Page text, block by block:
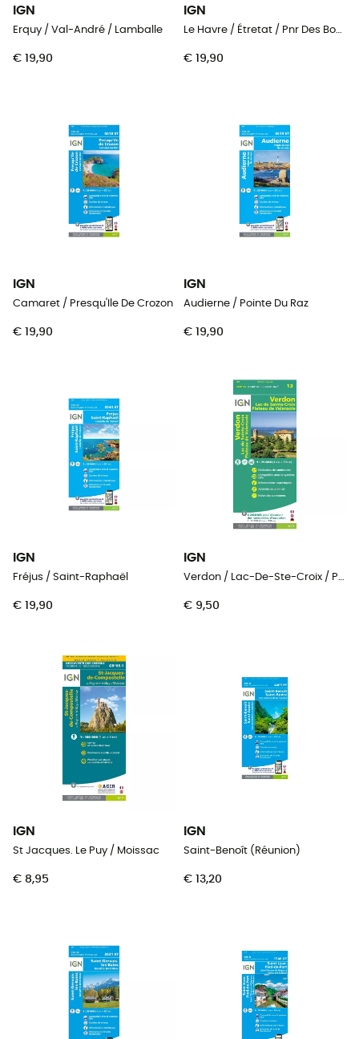
IGN
Erquy / Val-André / Lamballe
€ 19,90
IGN
Le Havre / Étretat / Pnr Des Boucles De La Seine Normande
€ 19,90
IGN
Camaret / Presqu'Ile De Crozon
€ 19,90
IGN
Audierne / Pointe Du Raz
€ 19,90
IGN
Fréjus / Saint-Raphaël
€ 19,90
IGN
Verdon / Lac-De-Ste-Croix / Plateau-De-Valensole
€ 9,50
IGN
St Jacques. Le Puy / Moissac
€ 8,95
IGN
Saint-Benoît (Réunion)
€ 13,20